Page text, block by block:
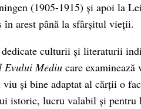
(1905-1915) și apoi la
în arest până la sfârșitul vieții.
culturii și literaturii
Evului Mediu care
și bine adaptat al cărții o
istoric, lucru valabil și pentru